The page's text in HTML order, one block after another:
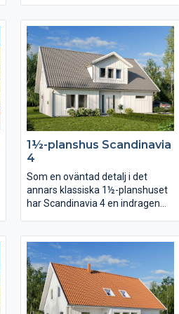
uteplatsen under pergolan. Från
köksön, där matlagningen sker,
har du härlig kontakt med övriga
huset. Från köket har du också
praktisk närhet till klädvården, en
klädvård i generös storlek.
Separerat från
gemensamhetsytorna ligger
sovrummen och allrum.
1½-planshus Scandinavia
4
Som en oväntad detalj i det
annars klassiska 1½-planshuset
har Scandinavia 4 en indragen
sätt märka ut entrén. På insidan
öppnar en stor entréhall upp sig
och med trappan som axel vrider
sig planlösningen runt huset i en
dynamisk cirkel.
Föräldrasovrummet placerar ni